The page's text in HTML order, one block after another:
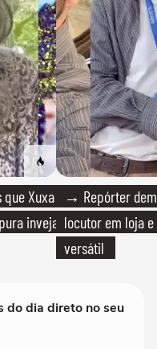
Xuxa
inveja
→ Repórter
locutor em loja
versátil
do dia direto no seu